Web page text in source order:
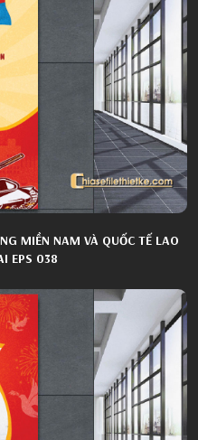
MIỀN NAM VÀ QUỐC TẾ LAO
EPS 038